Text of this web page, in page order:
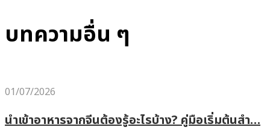
บทความอื่น ๆ
01/07/2026
นำเข้าอาหารจากจีนต้องรู้อะไรบ้าง? คู่มือเริ่มต้นสำ…